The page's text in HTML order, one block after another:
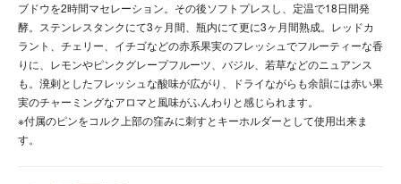
ブドウを2時間マセレーション。その後ソフトプレスし、定温で18日間発
酵。ステンレスタンクにて3ヶ月間、瓶内にて更に3ヶ月間熟成。レッドカ
ラント、チェリー、イチゴなどの赤系果実のフレッシュでフルーティーな香
りに、レモンやピンクグレープフルーツ、バジル、若草などのニュアンス
も。溌剌としたフレッシュな酸味が広がり、ドライながらも余韻には赤い果
実のチャーミングなアロマと風味がふんわりと感じられます。
※付属のピンをコルク上部の窪みに刺すとキーホルダーとして使用出来ま
す。